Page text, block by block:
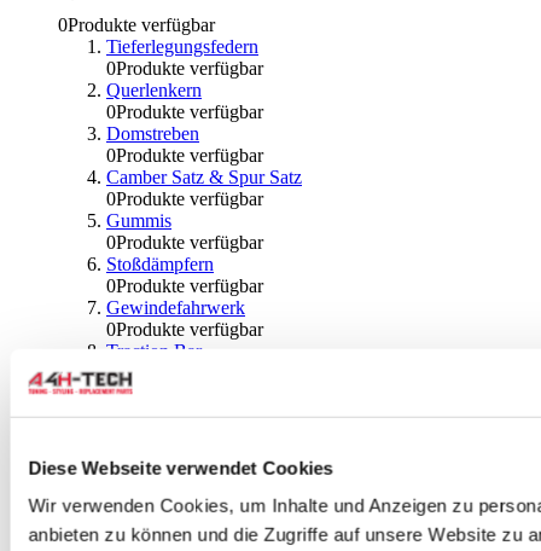
Diese Webseite verwendet Cookies
Wir verwenden Cookies, um Inhalte und Anzeigen zu
anbieten zu können und die Zugriffe auf unsere Website zu
0Produkte verfügbar
Tieferlegungsfedern
0Produkte verfügbar
Querlenkern
0Produkte verfügbar
Domstreben
0Produkte verfügbar
Camber Satz & Spur Satz
0Produkte verfügbar
Gummis
0Produkte verfügbar
Stoßdämpfern
0Produkte verfügbar
Gewindefahrwerk
0Produkte verfügbar
Traction Bar
0Produkte verfügbar
Stabilisator & Zubehör
0Produkte verfügbar
0Produkte verfügbar
Radlagern & Naben
0Produkte verfügbar
Räder und Zubehör